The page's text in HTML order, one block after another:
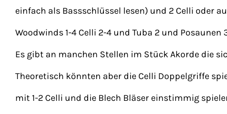
einfach als Bassschlüssel lesen) und 2 Celli oder
Woodwinds 1-4 Celli 2-4 und Tuba 2 und Posaunen
Es gibt an manchen Stellen im Stück Akorde die
Theoretisch könnten aber die Celli Doppelgriffe
mit 1-2 Celli und die Blech Bläser einstimmig